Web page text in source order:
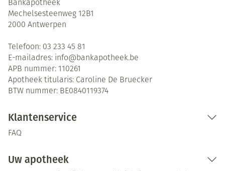
Bankapotheek
Mechelsesteenweg 12B1
2000 Antwerpen
Telefoon: 03 233 45 81
E-mailadres: info@bankapotheek.be
APB nummer: 110261
Apotheek titularis: Caroline De Bruecker
BTW nummer: BE0840119374
Klantenservice
FAQ
Uw apotheek